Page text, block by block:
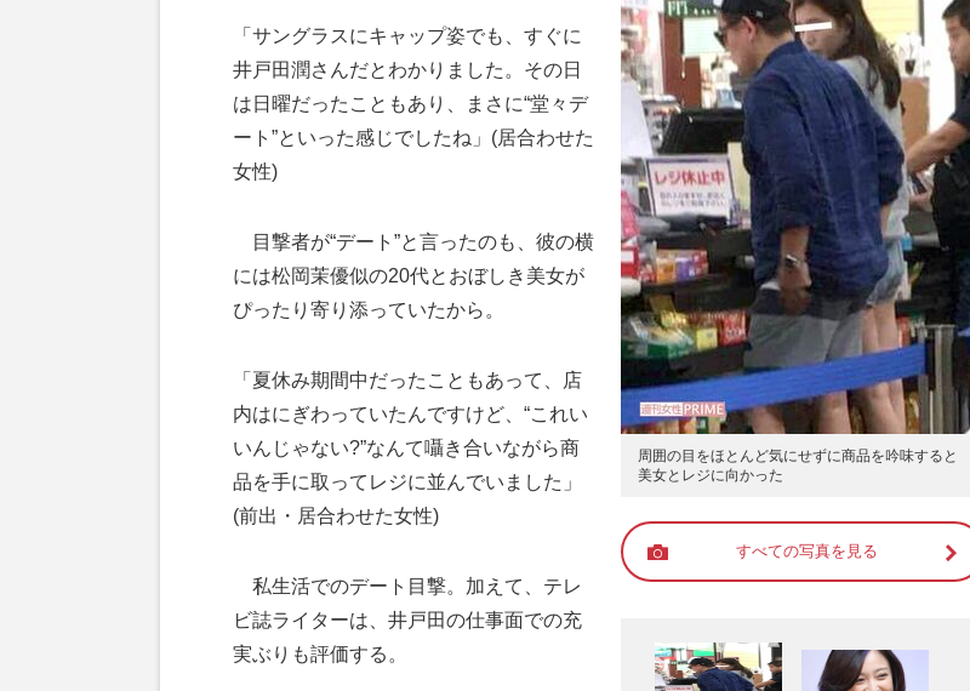
周囲の目をほとんど気にせずに商品を吟味すると
美女とレジに向かった
すべての写真を見る
「サングラスにキャップ姿でも、すぐに
井戸田潤さんだとわかりました。その日
は日曜だったこともあり、まさに“堂々デ
ート”といった感じでしたね」(居合わせた
女性)
目撃者が“デート”と言ったのも、彼の横
には松岡茉優似の20代とおぼしき美女が
ぴったり寄り添っていたから。
「夏休み期間中だったこともあって、店
内はにぎわっていたんですけど、“これい
いんじゃない?”なんて囁き合いながら商
品を手に取ってレジに並んでいました」
(前出・居合わせた女性)
私生活でのデート目撃。加えて、テレ
ビ誌ライターは、井戸田の仕事面での充
実ぶりも評価する。